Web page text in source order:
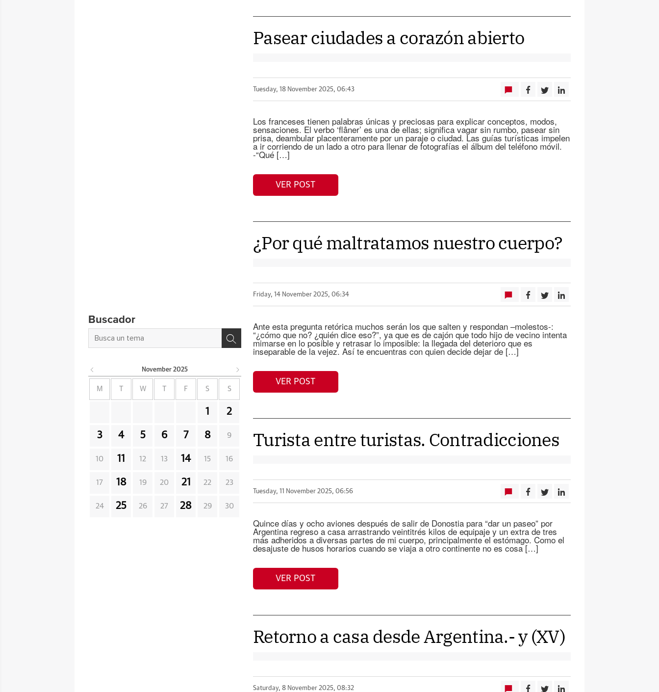
Pasear ciudades a corazón abierto
Tuesday, 18 November 2025, 06:43
Los franceses tienen palabras únicas y preciosas para explicar conceptos, modos,
sensaciones. El verbo ‘flâner’ es una de ellas; significa vagar sin rumbo, pasear sin
prisa, deambular placenteramente por un paraje o ciudad. Las guías turísticas impelen
a ir corriendo de un lado a otro para llenar de fotografías el álbum del teléfono móvil.
-“Qué […]
VER POST
¿Por qué maltratamos nuestro cuerpo?
Friday, 14 November 2025, 06:34
Ante esta pregunta retórica muchos serán los que salten y respondan –molestos-:
“¿cómo que no? ¿quién dice eso?”, ya que es de cajón que todo hijo de vecino intenta
mimarse en lo posible y retrasar lo imposible: la llegada del deterioro que es
inseparable de la vejez. Así te encuentras con quien decide dejar de […]
VER POST
Turista entre turistas. Contradicciones
Tuesday, 11 November 2025, 06:56
Quince días y ocho aviones después de salir de Donostia para “dar un paseo” por
Argentina regreso a casa arrastrando veintitrés kilos de equipaje y un extra de tres
más adheridos a diversas partes de mi cuerpo, principalmente el estómago. Como el
desajuste de husos horarios cuando se viaja a otro continente no es cosa […]
VER POST
Retorno a casa desde Argentina.- y (XV)
Saturday, 8 November 2025, 08:32
Buscador
November 2025
M W F S S
1 2
3 4 5 6 7 8 9
10 11 12 13 14 15 16
17 18 19 20 21 22 23
24 25 26 27 28 29 30